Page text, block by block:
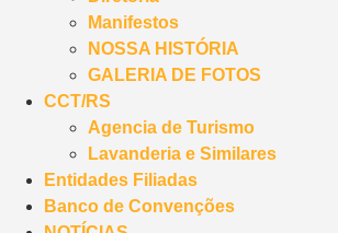
Manifestos
NOSSA HISTÓRIA
GALERIA DE FOTOS
CCT/RS
Agencia de Turismo
Lavanderia e Similares
Entidades Filiadas
Banco de Convenções